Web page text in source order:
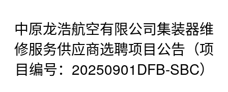
用户案例
联系我们
中原龙浩航空有限公司集装器维
修服务供应商选聘项目公告（项
目编号：20250901DFB-SBC）